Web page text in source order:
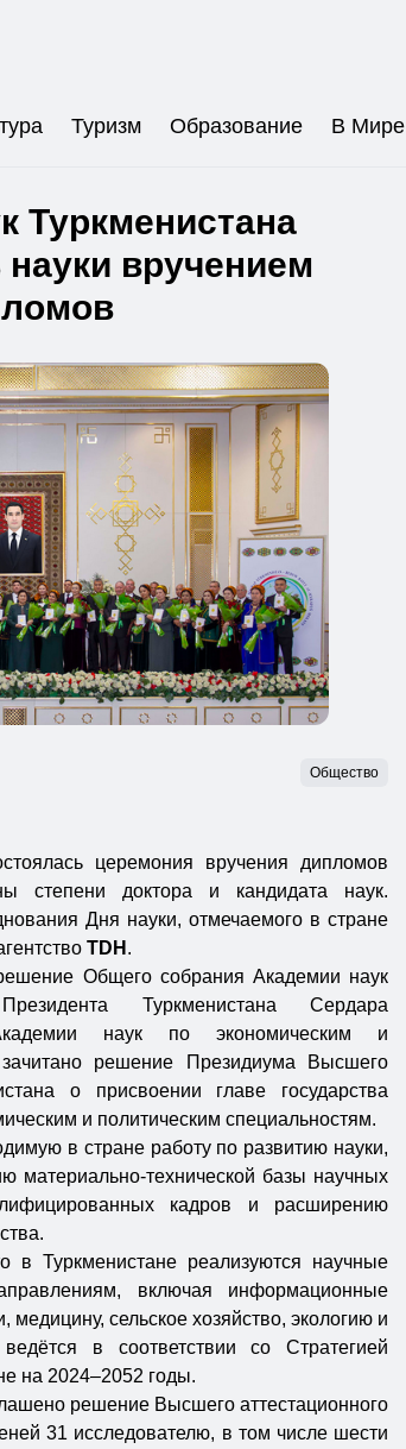
Туризм Образование В Мире
Туркменистана
вручением
Общество
церемония вручения дипломов
степени доктора и кандидата наук.
Дня науки, отмечаемого в стране
TDH .
Общего собрания Академии наук
Туркменистана Сердара
наук по экономическим и
решение Президиума Высшего
о присвоении главе государства
и политическим специальностям.
в стране работу по развитию науки,
материально-технической базы научных
кадров и расширению
в Туркменистане реализуются научные
включая информационные
медицину, сельское хозяйство, экологию и
в соответствии со Стратегией
на 2024–2052 годы.
решение Высшего аттестационного
31 исследователю, в том числе шести